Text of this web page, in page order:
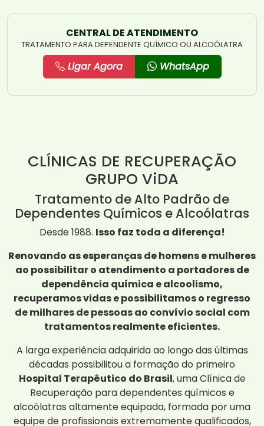
CENTRAL DE ATENDIMENTO
TRATAMENTO PARA DEPENDENTE QUÍMICO OU ALCOÓLATRA
Ligar Agora WhatsApp
CLÍNICAS DE RECUPERAÇÃO
GRUPO ViDA
Tratamento de Alto Padrão de
Dependentes Químicos e Alcoólatras
Desde 1988. Isso faz toda a diferença!
Renovando as esperanças de homens e mulheres
ao possibilitar o atendimento a portadores de
dependência química e alcoolismo,
recuperamos vidas e possibilitamos o regresso
de milhares de pessoas ao convívio social com
tratamentos realmente eficientes.
A larga experiência adquirida ao longo das últimas
décadas possibilitou a formação do primeiro
Hospital Terapêutico do Brasil, uma Clínica de
Recuperação para dependentes químicos e
alcoólatras altamente equipada, formada por uma
equipe de profissionais extremamente qualificados,